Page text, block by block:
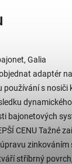
Galia
adaptér
používání s nosiči
bajonetových
CENU Tažné
zinkováním
stříbrný